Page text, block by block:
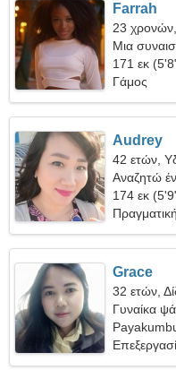
Farrah
23
Μια
αληθινή
171 εκ
Γάμος
Audrey
42 ετών,
Αναζητώ
174 εκ
Grace
32 ετών,
Γυναίκα